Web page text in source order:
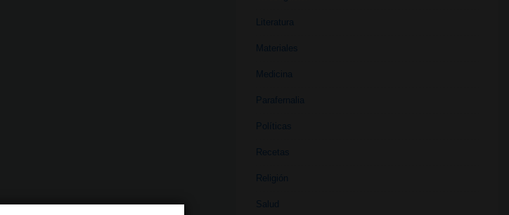
Literatura
Materiales
Medicina
Parafernalia
Políticas
Recetas
Religión
Salud